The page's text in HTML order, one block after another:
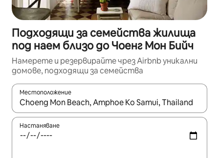
Подходящи за семейства жилища
под наем близо до Чоенг Мон Бийч
Намерете и резервирайте чрез Airbnb уникални
домове, подходящи за семейства
Местоположение
Когато резултатите се покажат, използвайте
Настаняване